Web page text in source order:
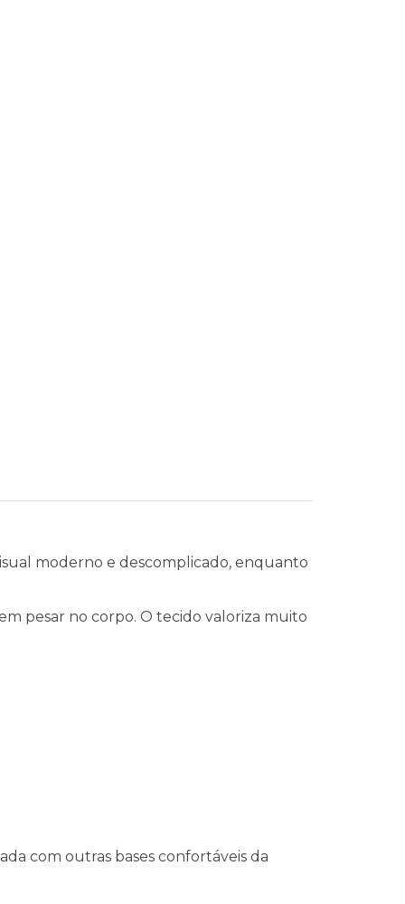
moderno e descomplicado, enquanto
pesar no corpo. O tecido valoriza muito
com outras bases confortáveis da